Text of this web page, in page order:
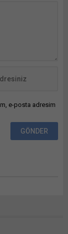
e-posta adresim